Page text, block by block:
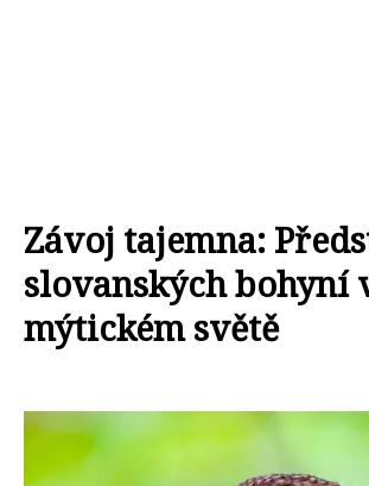
Závoj tajemna:
slovanských bohyní
mýtickém světě